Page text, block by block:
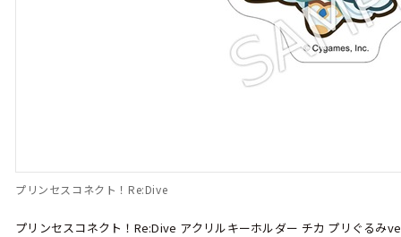
プリンセスコネクト！Re:Dive
プリンセスコネクト！Re:Dive アクリルキーホルダー チカ プリぐるみ